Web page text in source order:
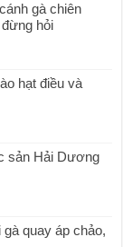
gà chiên
hỏi
hạt điều và
sản Hải Dương
quay áp chảo,